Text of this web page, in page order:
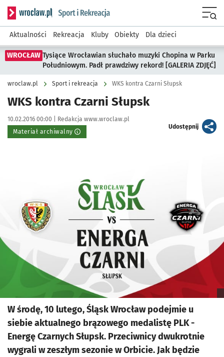
Serwis informacyjny wroclaw.pl podserwis: Sport i rekreacja
Aktualności Rekreacja Kluby Obiekty Dla dzieci
WROCŁAW Tysiące Wrocławian słuchało muzyki Chopina w Parku
Południowym. Padł prawdziwy rekord! [GALERIA ZDJĘĆ]
wroclaw.pl Sport i rekreacja WKS kontra Czarni Słupsk
WKS kontra Czarni Słupsk
Data publikacji:
10.02.2016 00:00 | Autor:
Redakcja www.wroclaw.pl
Materiał archiwalny
Udostępnijartykuł
W środę, 10 lutego, Śląsk Wrocław podejmie u
siebie aktualnego brązowego medalistę PLK -
Energę Czarnych Słupsk. Przeciwnicy dwukrotnie
wygrali w zeszłym sezonie w Orbicie. Jak będzie